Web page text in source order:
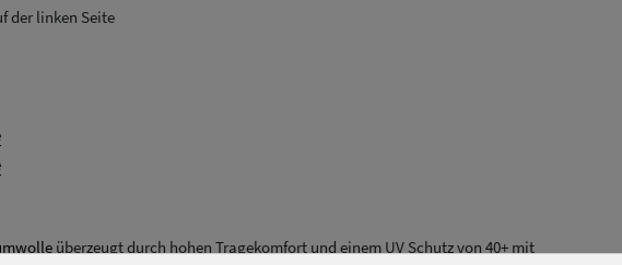
der linken Seite
überzeugt durch hohen Tragekomfort und einem UV Schutz von 40+ mit